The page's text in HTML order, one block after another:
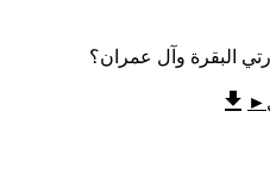
البقرة وآل عمران؟
►